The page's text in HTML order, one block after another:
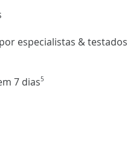
especialistas & testados
7 dias5